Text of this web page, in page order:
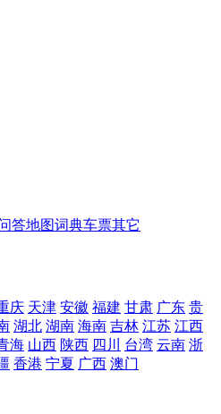
答地图词典车票其它
庆 天津 安徽 福建 甘肃 广东 贵
湖北 湖南 海南 吉林 江苏 江西
海 山西 陕西 四川 台湾 云南 浙
香港 宁夏 广西 澳门